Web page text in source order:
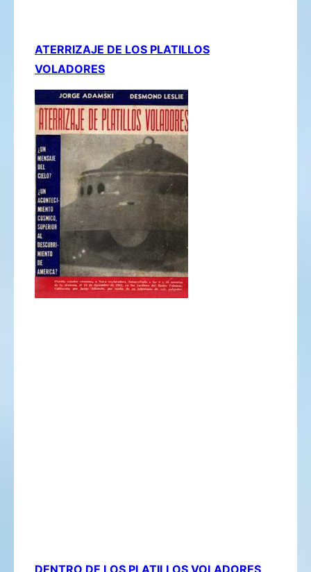
ATERRIZAJE DE LOS PLATILLOS
VOLADORES